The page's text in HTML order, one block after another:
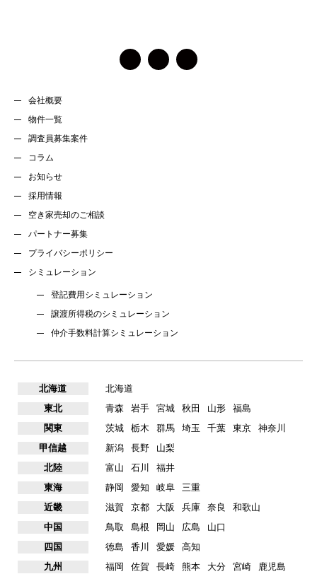
会社概要
物件一覧
調査員募集案件
コラム
お知らせ
採用情報
空き家売却のご相談
パートナー募集
プライバシーポリシー
シミュレーション
登記費用シミュレーション
譲渡所得税のシミュレーション
仲介手数料計算シミュレーション
北海道
北海道
東北
青森 岩手 宮城 秋田 山形
福島
関東
茨城 栃木 群馬 埼玉 千葉 東京
神奈川
甲信越
新潟 長野
山梨
北陸
富山 石川
福井
東海
静岡 愛知 岐阜
三重
近畿
滋賀 京都 大阪 兵庫 奈良
和歌山
中国
鳥取 島根 岡山 広島
山口
四国
徳島 香川 愛媛
高知
九州
福岡 佐賀 長崎 熊本 大分 宮崎
鹿児島